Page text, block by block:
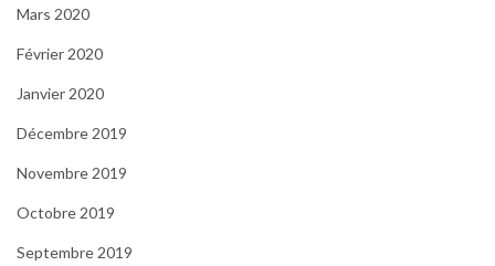
Mars 2020
Février 2020
Janvier 2020
Décembre 2019
Novembre 2019
Octobre 2019
Septembre 2019